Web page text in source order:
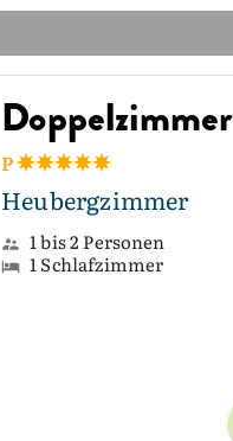
Doppelzimmer
P
Heubergzimmer
1 bis 2 Personen
1 Schlafzimmer